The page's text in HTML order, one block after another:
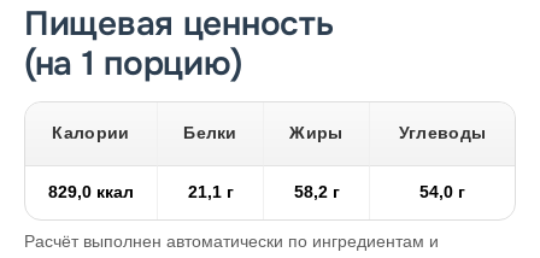
Пищевая ценность
(на 1 порцию)
Калории Белки Жиры Углеводы
829,0 ккал 21,1 г 58,2 г 54,0 г
Расчёт выполнен автоматически по ингредиентам и